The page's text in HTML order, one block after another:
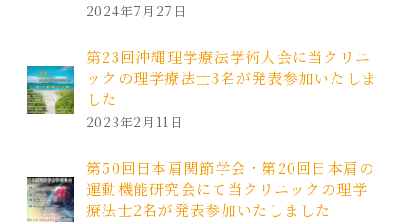
2024年7月27日
第23回沖縄理学療法学術大会に当クリニ
ックの理学療法士3名が発表参加いたしま
した
2023年2月11日
第50回日本肩関節学会・第20回日本肩の
運動機能研究会にて当クリニックの理学
療法士2名が発表参加いたしました